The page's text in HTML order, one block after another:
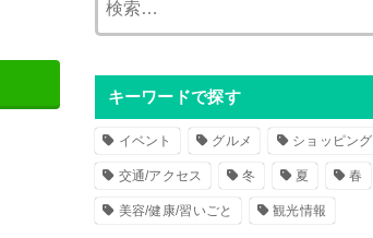
キーワードで探す
イベント グルメ ショッピング
交通/アクセス 冬 夏 春
美容/健康/習いごと 観光情報